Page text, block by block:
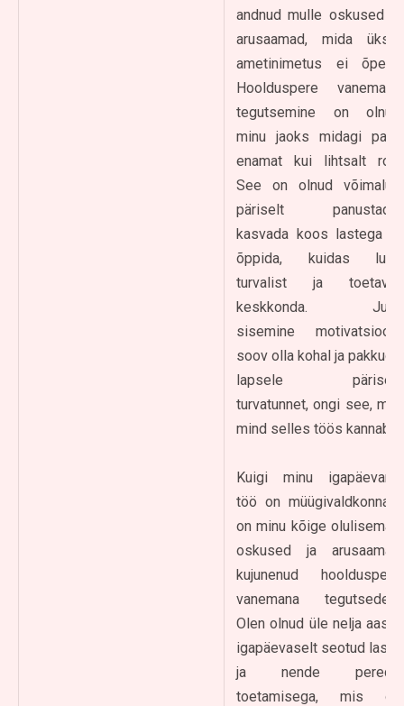
andnud mulle oskused ja
arusaamad, mida ükski
ametinimetus ei õpeta.
Hoolduspere vanemana
tegutsemine on olnud
minu jaoks midagi palju
enamat kui lihtsalt roll.
See on olnud võimalus
päriselt panustada,
kasvada koos lastega ja
õppida, kuidas luua
turvalist ja toetavat
keskkonda. Just
sisemine motivatsioon,
soov olla kohal ja pakkuda
lapsele päriselt
turvatunnet, ongi see, mis
mind selles töös kannab.
Kuigi minu igapäevane
töö on müügivaldkonnas,
on minu kõige olulisemad
oskused ja arusaamad
kujunenud hoolduspere
vanemana tegutsedes.
Olen olnud üle nelja aasta
igapäevaselt seotud laste
ja nende perede
toetamisega, mis on